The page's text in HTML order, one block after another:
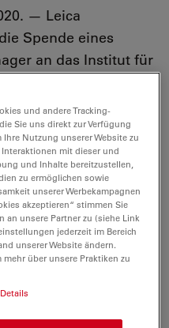
— Leica
Spende eines
an das Institut für
Campus Charité Mitte
Prof. Dr. Christian
aktuellen Coronavirus-
der Virusforschung zu
Covid-19.
wird von
und andere Tracking-
Sie uns direkt zur Verfügung
Nutzung unserer Website zu
mit dieser und
und Inhalte bereitzustellen,
zu ermöglichen sowie
unserer Werbekampagnen
akzeptieren“ stimmen Sie
an unsere Partner zu (siehe Link
jederzeit im Bereich
unserer Website ändern.
über unsere Praktiken zu